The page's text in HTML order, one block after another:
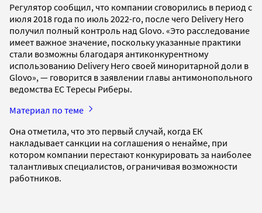
Регулятор сообщил, что компании сговорились в период с
июля 2018 года по июль 2022-го, после чего Delivery Hero
получил полный контроль над Glovo. «Это расследование
имеет важное значение, поскольку указанные практики
стали возможны благодаря антиконкурентному
использованию Delivery Hero своей миноритарной доли в
Glovo», — говорится в заявлении главы антимонопольного
ведомства ЕС Тересы Риберы.
Материал по теме
Она отметила, что это первый случай, когда ЕК
накладывает санкции на соглашения о ненайме, при
котором компании перестают конкурировать за наиболее
талантливых специалистов, ограничивая возможности
работников.